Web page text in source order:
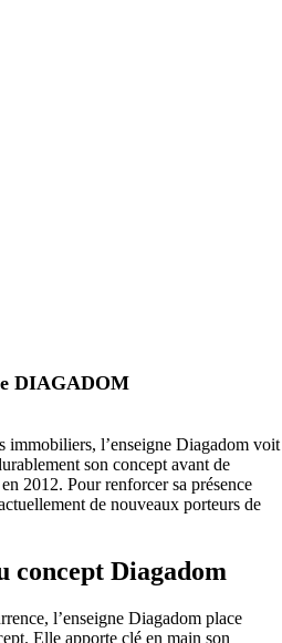
DIAGADOM
immobiliers, l’enseigne Diagadom voit
son concept avant de
2012. Pour renforcer sa présence
de nouveaux porteurs de
concept Diagadom
l’enseigne Diagadom place
Elle apporte clé en main son